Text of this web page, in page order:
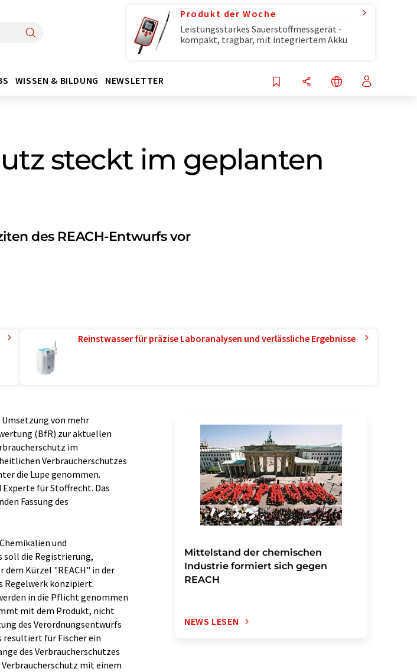
Produkt der Woche
Leistungsstarkes Sauerstoffmessgerät -
kompakt, tragbar, mit integriertem Akku
WISSEN & BILDUNG NEWSLETTER
steckt im geplanten
des REACH-Entwurfs vor
Reinstwasser für präzise Laboranalysen und verlässliche Ergebnisse
von mehr
(BfR) zur aktuellen
im
Verbraucherschutzes
die Lupe genommen.
für Stoffrecht. Das
Fassung des
und
soll die Registrierung,
Kürzel "REACH" in der
Regelwerk konzipiert.
in die Pflicht genommen
mit dem Produkt, nicht
des Verordnungsentwurfs
resultiert für Fischer ein
des Verbraucherschutzes
mit einem
Mittelstand der chemischen
Industrie formiert sich gegen
REACH
NEWS LESEN